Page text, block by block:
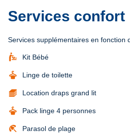
Services confort
Services supplémentaires en fonction
baby_changing_station Kit Bébé
dry_cleaning Linge de toilette
Location draps grand lit
dry_cleaning Pack linge 4 personnes
beach_access Parasol de plage